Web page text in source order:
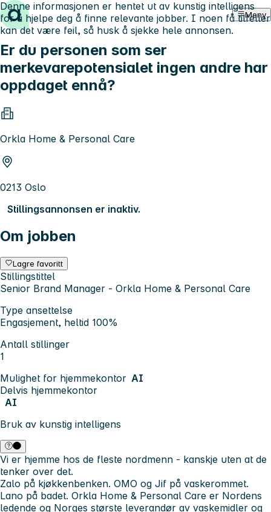
Hopp til innhold Meny
Er du personen som ser
merkevarepotensialet ingen andre har
oppdaget ennå?
Orkla Home & Personal Care
0213 Oslo
Stillingsannonsen er inaktiv.
Om jobben
Lagre favoritt
Stillingstittel
Senior Brand Manager - Orkla Home & Personal Care
Type ansettelse
Engasjement, heltid 100%
Antall stillinger
1
Mulighet for hjemmekontor AI
Delvis hjemmekontor
AI
Bruk av kunstig intelligens
Denne informasjonen er hentet ut av kunstig intelligens
for å hjelpe deg å finne relevante jobber. I noen få tilfeller
kan det være feil, så husk å sjekke hele annonsen.
Vi er hjemme hos de fleste nordmenn - kanskje uten at de
tenker over det.
Zalo på kjøkkenbenken. OMO og Jif på vaskerommet.
Lano på badet. Orkla Home & Personal Care er Nordens
ledende og Norges største leverandør av vaskemidler og